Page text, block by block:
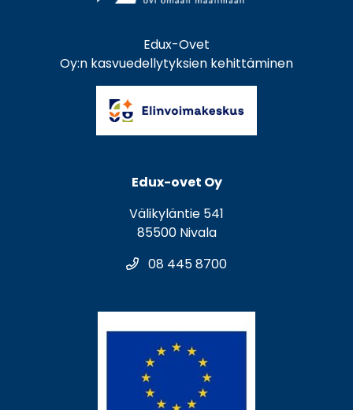
Edux-Ovet
Oy:n kasvuedellytyksien kehittäminen
Edux-ovet Oy
Välikyläntie 541
85500 Nivala
08 445 8700